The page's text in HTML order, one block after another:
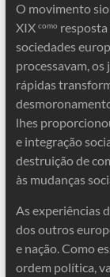
O movimento
XIX como resposta
sociedades
processavam,
rápidas
lhes
e integração
destruição de
às mudanças
As experiências
dos outros
e nação. Como
ordem política,